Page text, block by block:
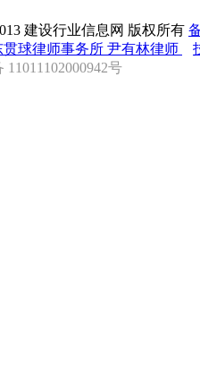
建设行业信息网 版权所有
球律师事务所 尹有林律师
11011102000942号